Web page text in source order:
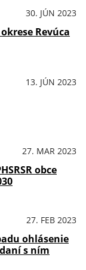
30. JÚN 2023
Revúca
13. JÚN 2023
27. MAR 2023
obce
27. FEB 2023
ohlásenie
s ním